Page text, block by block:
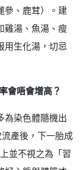
參、鹿茸）。建
雞湯、魚湯、瘦
用生化湯，切忌
會唔會增高？
為染色體隨機出
產後，下一胎成
並不視之為「習